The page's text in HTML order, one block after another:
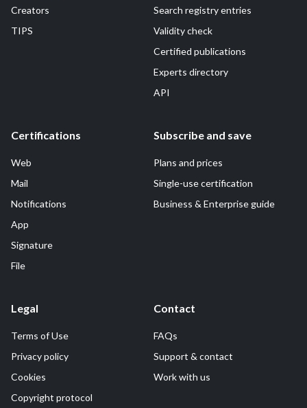
Creators
TIPS
Search registry entries
Validity check
Certified publications
Experts directory
API
Certifications
Web
Mail
Notifications
App
Signature
File
Subscribe and save
Plans and prices
Single-use certification
Business & Enterprise guide
Legal
Terms of Use
Privacy policy
Cookies
Copyright protocol
Contact
FAQs
Support & contact
Work with us